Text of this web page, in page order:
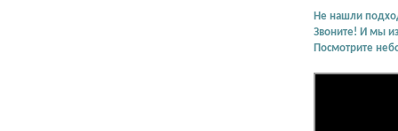
Не нашли
Звоните! И мы
Посмотрите